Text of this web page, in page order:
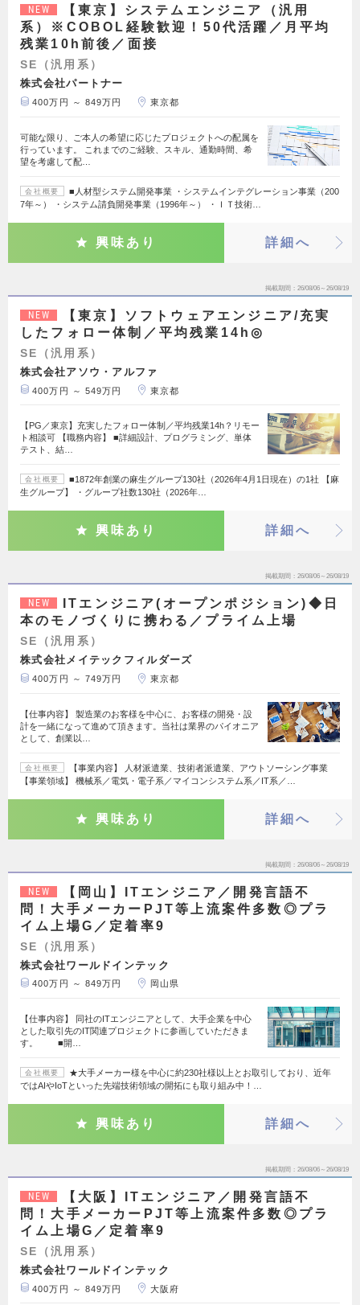
NEW
【東京】システムエンジニア（汎用
系）※COBOL経験歓迎！50代活躍／月平均
残業10h前後／面接
SE（汎用系）
株式会社パートナー
400万円 ～ 849万円 東京都
可能な限り、ご本人の希望に応じたプロジェクトへの配属を
行っています。 これまでのご経験、スキル、通勤時間、希
望を考慮して配…
会社概要
■人材型システム開発事業 ・システムインテグレーション事業（200
7年～） ・システム請負開発事業（1996年～） ・ＩＴ技術…
興味あり 詳細へ
掲載期間 26/08/06～26/08/19
NEW
【東京】ソフトウェアエンジニア/充実
したフォロー体制／平均残業14h◎
SE（汎用系）
株式会社アソウ・アルファ
400万円 ～ 549万円 東京都
【PG／東京】充実したフォロー体制／平均残業14h？リモー
ト相談可 【職務内容】 ■詳細設計、プログラミング、単体
テスト、結…
会社概要
■1872年創業の麻生グループ130社（2026年4月1日現在）の1社 【麻
生グループ】 ・グループ社数130社（2026年…
興味あり 詳細へ
掲載期間 26/08/06～26/08/19
NEW
ITエンジニア(オープンポジション)◆日
本のモノづくりに携わる／プライム上場
SE（汎用系）
株式会社メイテックフィルダーズ
400万円 ～ 749万円 東京都
【仕事内容】 製造業のお客様を中心に、お客様の開発・設
計を一緒になって進めて頂きます。当社は業界のパイオニア
として、創業以…
会社概要
【事業内容】 人材派遣業、技術者派遣業、アウトソーシング事業
【事業領域】 機械系／電気・電子系／マイコンシステム系／IT系／…
興味あり 詳細へ
掲載期間 26/08/06～26/08/19
NEW
【岡山】ITエンジニア／開発言語不
問！大手メーカーPJT等上流案件多数◎プラ
イム上場G／定着率9
SE（汎用系）
株式会社ワールドインテック
400万円 ～ 849万円 岡山県
【仕事内容】 同社のITエンジニアとして、大手企業を中心
とした取引先のIT関連プロジェクトに参画していただきま
す。 ■開…
会社概要
★大手メーカー様を中心に約230社様以上とお取引しており、近年
ではAIやIoTといった先端技術領域の開拓にも取り組み中！…
興味あり 詳細へ
掲載期間 26/08/06～26/08/19
NEW
【大阪】ITエンジニア／開発言語不
問！大手メーカーPJT等上流案件多数◎プラ
イム上場G／定着率9
SE（汎用系）
株式会社ワールドインテック
400万円 ～ 849万円 大阪府